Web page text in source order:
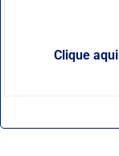
Clique